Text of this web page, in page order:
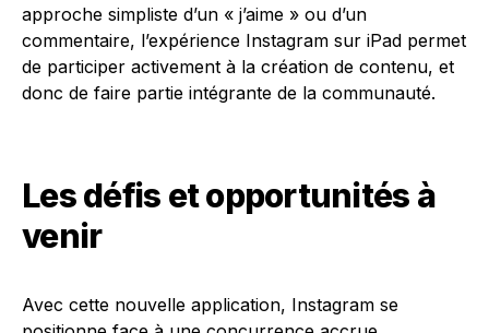
approche simpliste d’un « j’aime » ou d’un
commentaire, l’expérience Instagram sur iPad permet
de participer activement à la création de contenu, et
donc de faire partie intégrante de la communauté.
Les défis et opportunités à
venir
Avec cette nouvelle application, Instagram se